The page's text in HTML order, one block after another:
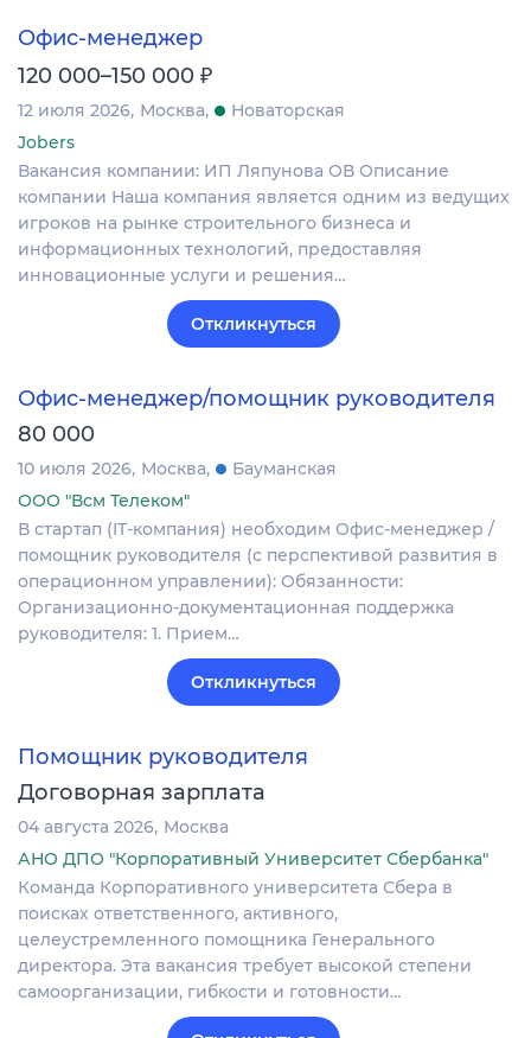
Офис-менеджер
120 000–150 000 ₽
12 июля 2026 Москва
Новаторская
Jobers
Вакансия компании: ИП Ляпунова ОВ Описание
компании Наша компания является одним из ведущих
игроков на рынке строительного бизнеса и
информационных технологий, предоставляя
инновационные услуги и решения…
Откликнуться
Офис-менеджер/помощник руководителя
80 000
10 июля 2026 Москва
Бауманская
ООО "Всм Телеком"
В стартап (IT-компания) необходим Офис-менеджер /
помощник руководителя (с перспективой развития в
операционном управлении): Обязанности:
Организационно-документационная поддержка
руководителя: 1. Прием…
Откликнуться
Помощник руководителя
Договорная зарплата
04 августа 2026 Москва
АНО ДПО "Корпоративный Университет Сбербанка"
Команда Корпоративного университета Сбера в
поисках ответственного, активного,
целеустремленного помощника Генерального
директора. Эта вакансия требует высокой степени
самоорганизации, гибкости и готовности…